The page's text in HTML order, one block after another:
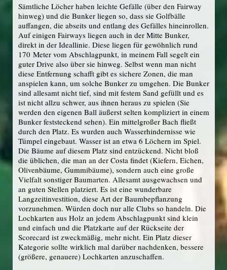
Sämtliche Löcher haben leichte Gefälle (über den Fairway
hinweg) und die Bunker liegen so, dass sie Golfbälle
auffangen, die abseits und entlang des Gefälles hineinrollen.
Auf einigen Fairways liegen auch in der Mitte Bunker,
direkt in der Ideallinie. Diese liegen für gewöhnlich rund
170 Meter vom Abschlagpunkt, in meinem Fall segelt ein
guter Drive also über sie hinweg. Selbst wenn man nicht
diese Entfernung schafft gibt es sichere Zonen, die man
anspielen kann, um solche Bunker zu umgehen. Die Bunker
sind allesamt nicht tief, sind mit festem Sand gefüllt und es
ist nicht allzu schwer, aus ihnen heraus zu spielen (Sie
werden den eigenen Ball äußerst selten kompliziert in einem
Bunker feststeckend sehen). Ein mittelgroßer Bach fließt
durch den Platz. Es wurden auch Wasserhindernisse wie
Tümpel eingebaut. Wasser ist an etwa 6 Löchern im Spiel.
Die Bäume auf diesem Platz sind entzückend. Nicht bloß
die üblichen, die man an der Costa findet (Kiefern, Eichen,
Olivenbäume, Gummibäume), sondern auch eine große
Vielfalt sonstiger Baumarten. Allesamt ausgewachsen und
an guten Stellen platziert. Es ist eine wunderbare
Langzeitinvestition, diese Art der Baumbepflanzung
vorzunehmen. Würden doch nur alle Clubs so handeln. Die
Lochkarten aus Holz an jedem Abschlagpunkt sind klein
und einfach und die Platzkarte auf der Rückseite der
Scorecard ist zweckmäßig, mehr nicht. Ein Platz dieser
Kategorie sollte wirklich mal darüber nachdenken, bessere
(größere, genauere) Lochkarten anzuschaffen.